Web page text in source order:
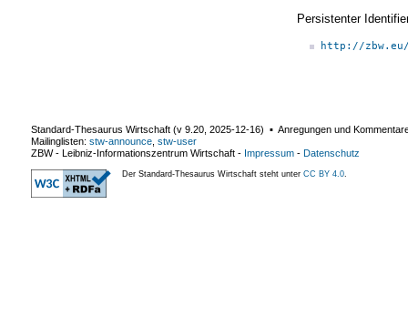
Persistenter
http://
Standard-Thesaurus Wirtschaft (v 9.20 2025-12-16) ▪ Anregungen und
Mailinglisten: stw-announce stw-user
ZBW - Leibniz-Informationszentrum Wirtschaft - Impressum - Datenschutz
Der Standard-Thesaurus Wirtschaft steht unter CC BY 4.0